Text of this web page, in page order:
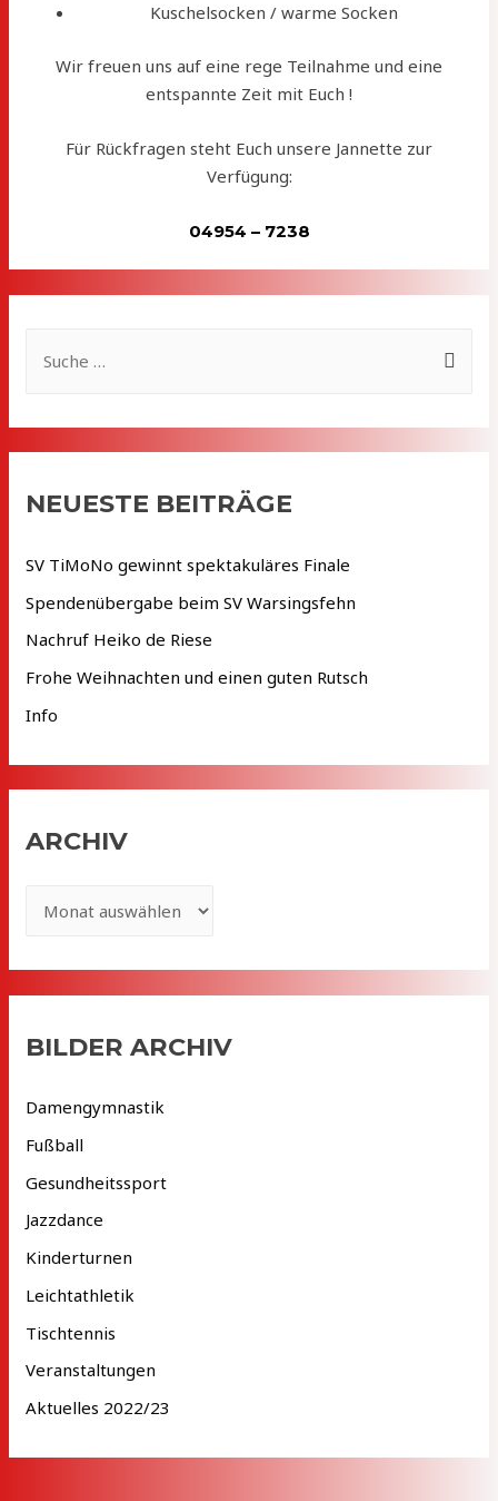
Kuschelsocken / warme Socken
Wir freuen uns auf eine rege Teilnahme und eine
entspannte Zeit mit Euch !
Für Rückfragen steht Euch unsere Jannette zur
Verfügung:
04954 – 7238
n
a
c
h
:
NEUESTE BEITRÄGE
SV TiMoNo gewinnt spektakuläres Finale
Spendenübergabe beim SV Warsingsfehn
Nachruf Heiko de Riese
Frohe Weihnachten und einen guten Rutsch
Info
ARCHIV
c
h
iBILDER ARCHIV
Damengymnastik
Fußball
Gesundheitssport
Jazzdance
Kinderturnen
Leichtathletik
Tischtennis
Veranstaltungen
Aktuelles 2022/23